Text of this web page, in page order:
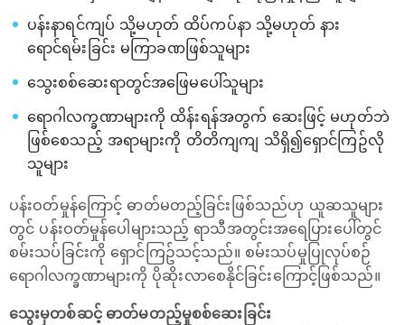
ပန်းနာရင်ကျပ် သို့မဟုတ် ထိပ်ကပ်နာ သို့မဟုတ် နား
ရောင်ရမ်းခြင်း မကြာခဏဖြစ်သူများ
သွေးစစ်ဆေးရာတွင်အဖြေမပေါ်သူများ
ရောဂါလက္ခဏာများကို ထိန်းရန်အတွက် ဆေးဖြင့် မဟုတ်ဘဲ
ဖြစ်စေသည့် အရာများကို တိတိကျကျ သိရှိ၍ရှောင်ကြဥ်လို
သူများ
ပန်းဝတ်မှုန်ကြောင့် ဓာတ်မတည့်ခြင်းဖြစ်သည်ဟု ယူဆသူများ
တွင် ပန်းဝတ်မှုန်ပေါများသည့် ရာသီအတွင်းအရေပြားပေါ်တွင်
စမ်းသပ်ခြင်းကို ရှောင်ကြဥ်သင့်သည်။ စမ်းသပ်မှုပြုလုပ်စဉ်
ရောဂါလက္ခဏာများကို ပိုဆိုးလာစေနိုင်ခြင်းကြောင့်ဖြစ်သည်။
သွေးမှတစ်ဆင့် ဓာတ်မတည့်မှုစစ်ဆေးခြင်း